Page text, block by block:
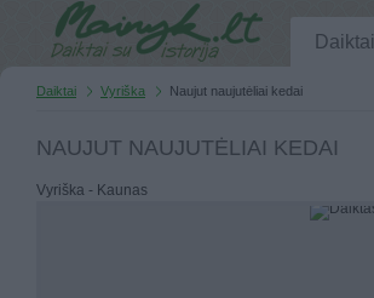
Daiktai
Daiktai Vyriška Naujut naujutėliai kedai
NAUJUT NAUJUTĖLIAI KEDAI
Vyriška - Kaunas